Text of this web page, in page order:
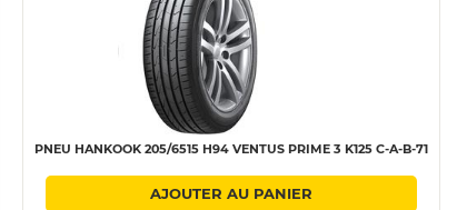
PNEU HANKOOK 205/6515 H94 VENTUS PRIME 3 K125 C-A-B-71
AJOUTER AU PANIER